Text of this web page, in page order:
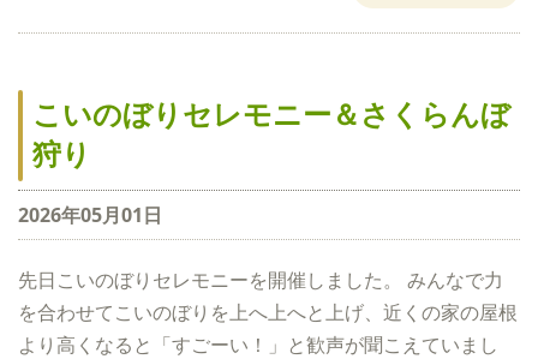
こいのぼりセレモニー＆さくらんぼ
狩り
2026年05月01日
先日こいのぼりセレモニーを開催しました。 みんなで力
を合わせてこいのぼりを上へ上へと上げ、近くの家の屋根
より高くなると「すごーい！」と歓声が聞こえていまし